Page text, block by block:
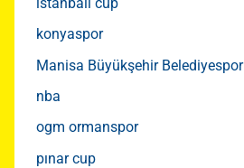
konyaspor
Manisa Büyükşehir Belediyespor
nba
ogm ormanspor
pınar cup